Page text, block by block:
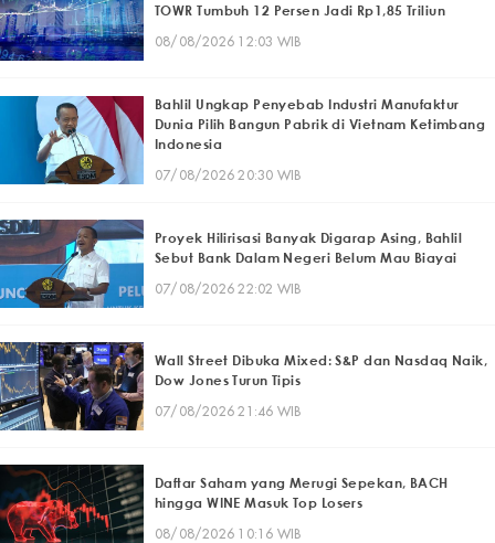
TOWR Tumbuh 12 Persen Jadi Rp1,85 Triliun
08/08/2026 12:03 WIB
Bahlil Ungkap Penyebab Industri Manufaktur
Dunia Pilih Bangun Pabrik di Vietnam Ketimbang
Indonesia
07/08/2026 20:30 WIB
Proyek Hilirisasi Banyak Digarap Asing, Bahlil
Sebut Bank Dalam Negeri Belum Mau Biayai
07/08/2026 22:02 WIB
Wall Street Dibuka Mixed: S&P dan Nasdaq Naik,
Dow Jones Turun Tipis
07/08/2026 21:46 WIB
Daftar Saham yang Merugi Sepekan, BACH
hingga WINE Masuk Top Losers
08/08/2026 10:16 WIB